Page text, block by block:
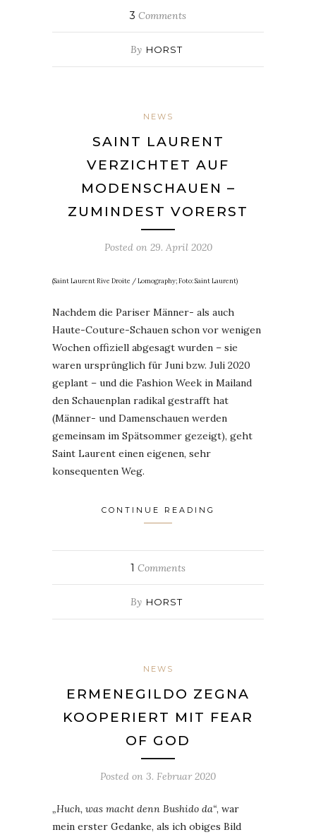
3 Comments
By HORST
NEWS
SAINT LAURENT
VERZICHTET AUF
MODENSCHAUEN –
ZUMINDEST VORERST
Posted on 29. April 2020
(Saint Laurent Rive Droite / Lomography; Foto: Saint Laurent)
Nachdem die Pariser Männer- als auch
Haute-Couture-Schauen schon vor wenigen
Wochen offiziell abgesagt wurden – sie
waren ursprünglich für Juni bzw. Juli 2020
geplant – und die Fashion Week in Mailand
den Schauenplan radikal gestrafft hat
(Männer- und Damenschauen werden
gemeinsam im Spätsommer gezeigt), geht
Saint Laurent einen eigenen, sehr
konsequenten Weg.
CONTINUE READING
1 Comments
By HORST
NEWS
ERMENEGILDO ZEGNA
KOOPERIERT MIT FEAR
OF GOD
Posted on 3. Februar 2020
„Huch, was macht denn Bushido da“, war
mein erster Gedanke, als ich obiges Bild